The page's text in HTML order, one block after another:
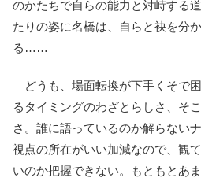
のかたちで自らの能力と対峙する
たりの姿に名橋は、自らと袂を分
る……
どうも、場面転換が下手くそで
るタイミングのわざとらしさ、そ
さ。誰に語っているのか解らない
視点の所在がいい加減なので、観
いのか把握できない。もともとあ